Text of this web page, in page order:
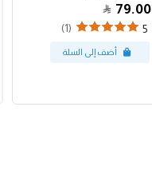
79.00
5
(1)